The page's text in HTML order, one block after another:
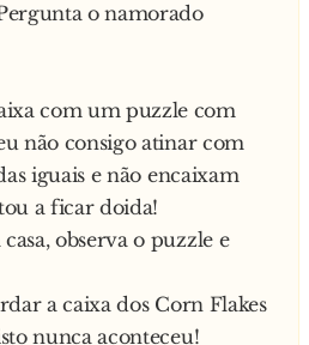
o namorado
com um puzzle com
não consigo atinar com
iguais e não encaixam
a ficar doida!
observa o puzzle e
a caixa dos Corn Flakes
nunca aconteceu!